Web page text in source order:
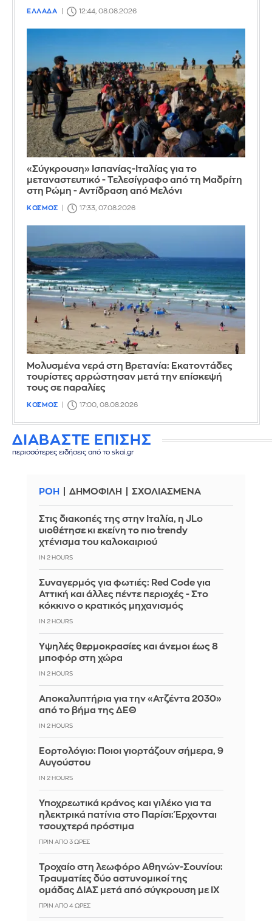
ΕΛΛΑΔΑ 12:44, 08.08.2026
«Σύγκρουση» Ισπανίας-Ιταλίας για το
μεταναστευτικό - Τελεσίγραφο από τη Μαδρίτη
στη Ρώμη - Αντίδραση από Μελόνι
ΚΟΣΜΟΣ 17:33, 07.08.2026
Μολυσμένα νερά στη Βρετανία: Εκατοντάδες
τουρίστες αρρώστησαν μετά την επίσκεψή
τους σε παραλίες
ΚΟΣΜΟΣ 17:00, 08.08.2026
ΔΙΑΒΑΣΤΕ ΕΠΙΣΗΣ
περισσότερες ειδήσεις από το skai.gr
ΡΟΗ ΔΗΜΟΦΙΛΗ ΣΧΟΛΙΑΣΜΕΝΑ
Στις διακοπές της στην Ιταλία, η JLo
υιοθέτησε κι εκείνη το πιο trendy
χτένισμα του καλοκαιριού
IN 2 HOURS
Συναγερμός για φωτιές: Red Code για
Αττική και άλλες πέντε περιοχές - Στο
κόκκινο ο κρατικός μηχανισμός
IN 2 HOURS
Υψηλές θερμοκρασίες και άνεμοι έως 8
μποφόρ στη χώρα
IN 2 HOURS
Αποκαλυπτήρια για την «Ατζέντα 2030»
από το βήμα της ΔΕΘ
IN 2 HOURS
Εορτολόγιο: Ποιοι γιορτάζουν σήμερα, 9
Αυγούστου
IN 2 HOURS
Υποχρεωτικά κράνος και γιλέκο για τα
ηλεκτρικά πατίνια στο Παρίσι: Έρχονται
τσουχτερά πρόστιμα
ΠΡΙΝ ΑΠΌ 3 ΏΡΕΣ
Τροχαίο στη λεωφόρο Αθηνών-Σουνίου:
Τραυματίες δύο αστυνομικοί της
ομάδας ΔΙΑΣ μετά από σύγκρουση με ΙΧ
ΠΡΙΝ ΑΠΌ 4 ΏΡΕΣ